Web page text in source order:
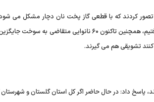
کردند که با قطعی گاز پخت نان دچار مشکل می
مسئله بر شلوغی صف های نان افزود، در همین راستا تصمیم به تغییر ساعات کار نانوایی گرفتیم، همچنین تاکنون ۶۰ نانوایی
تشویقی هم می گیرند.
پاسخ داد: در حال حاضر اگر کل استان گلستان و شهرستان